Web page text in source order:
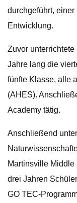
durchgeführt,
Entwicklung.
Zuvor
Jahre lang die
fünfte Klasse, alle
(AHES).
Academy tätig.
Anschließend
Martinsville
drei Jahren
GO TEC-